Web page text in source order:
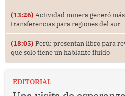
(13:26) Actividad minera generó
transferencias para regiones del sur
(13:05) Perú: presentan libro para
que solo tiene un hablante fluido
EDITORIAL